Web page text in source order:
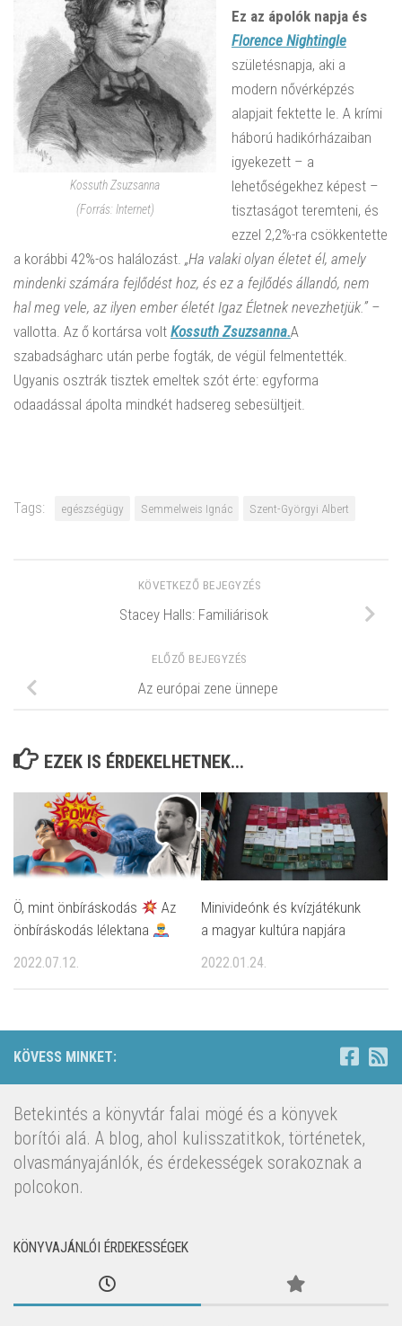
Kossuth Zsuzsanna
(Forrás: Internet)
Ez az ápolók napja és
Florence Nightingle
születésnapja, aki a
modern nővérképzés
alapjait fektette le. A krími
háború hadikórházaiban
igyekezett – a
lehetőségekhez képest –
tisztaságot teremteni, és
ezzel 2,2%-ra csökkentette
a korábbi 42%-os halálozást. „Ha valaki olyan életet él, amely
mindenki számára fejlődést hoz, és ez a fejlődés állandó, nem
hal meg vele, az ilyen ember életét Igaz Életnek nevezhetjük.” –
vallotta. Az ő kortársa volt Kossuth Zsuzsanna.A
szabadságharc után perbe fogták, de végül felmentették.
Ugyanis osztrák tisztek emeltek szót érte: egyforma
odaadással ápolta mindkét hadsereg sebesültjeit.
Tags: egészségügy Semmelweis Ignác Szent-Györgyi Albert
KÖVETKEZŐ BEJEGYZÉS
Stacey Halls: Familiárisok
ELŐZŐ BEJEGYZÉS
Az európai zene ünnepe
EZEK IS ÉRDEKELHETNEK...
Ö, mint önbíráskodás
Az
önbíráskodás lélektana
2022.07.12.
Minivideónk és kvízjátékunk
a magyar kultúra napjára
2022.01.24.
KÖVESS MINKET:
Betekintés a könyvtár falai mögé és a könyvek
borítói alá. A blog, ahol kulisszatitkok, történetek,
olvasmányajánlók, és érdekességek sorakoznak a
polcokon.
KÖNYVAJÁNLÓI ÉRDEKESSÉGEK